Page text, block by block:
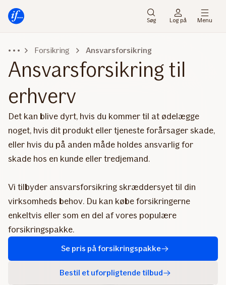
Søg Log på Menu
Forsikring Ansvarsforsikring
Ansvarsforsikring til
erhverv
Det kan blive dyrt, hvis du kommer til at ødelægge
noget, hvis dit produkt eller tjeneste forårsager skade,
eller hvis du på anden måde holdes ansvarlig for
skade hos en kunde eller tredjemand.
Vi tilbyder ansvarsforsikring skræddersyet til din
virksomheds behov. Du kan købe forsikringerne
enkeltvis eller som en del af vores populære
forsikringspakke.
Se pris på forsikringspakke
Bestil et uforpligtende tilbud